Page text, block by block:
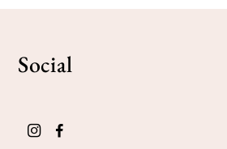
Social